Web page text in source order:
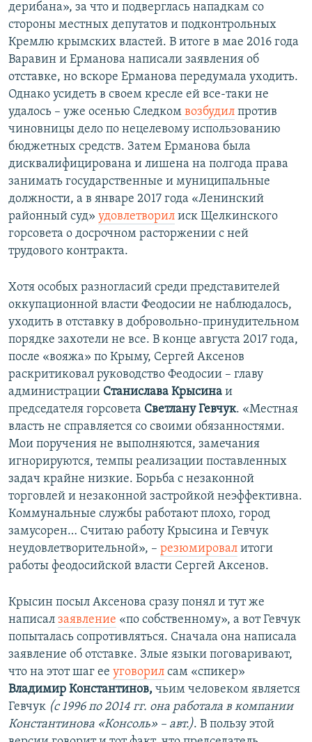
дерибана», за что и подверглась нападкам со
стороны местных депутатов и подконтрольных
Кремлю крымских властей. В итоге в мае 2016 года
Варавин и Ерманова написали заявления об
отставке, но вскоре Ерманова передумала уходить.
Однако усидеть в своем кресле ей все-таки не
удалось – уже осенью Следком возбудил против
чиновницы дело по нецелевому использованию
бюджетных средств. Затем Ерманова была
дисквалифицирована и лишена на полгода права
занимать государственные и муниципальные
должности, а в январе 2017 года «Ленинский
районный суд» удовлетворил иск Щелкинского
горсовета о досрочном расторжении с ней
трудового контракта.
Хотя особых разногласий среди представителей
оккупационной власти Феодосии не наблюдалось,
уходить в отставку в добровольно-принудительном
порядке захотели не все. В конце августа 2017 года,
после «вояжа» по Крыму, Сергей Аксенов
раскритиковал руководство Феодосии – главу
администрации Станислава Крысина и
председателя горсовета Светлану Гевчук. «Местная
власть не справляется со своими обязанностями.
Мои поручения не выполняются, замечания
игнорируются, темпы реализации поставленных
задач крайне низкие. Борьба с незаконной
торговлей и незаконной застройкой неэффективна.
Коммунальные службы работают плохо, город
замусорен… Считаю работу Крысина и Гевчук
неудовлетворительной», – резюмировал итоги
работы феодосийской власти Сергей Аксенов.
Крысин посыл Аксенова сразу понял и тут же
написал заявление «по собственному», а вот Гевчук
попыталась сопротивляться. Сначала она написала
заявление об отставке. Злые языки поговаривают,
что на этот шаг ее уговорил сам «спикер»
Владимир Константинов, чьим человеком является
Гевчук (с 1996 по 2014 гг. она работала в компании
Константинова «Консоль» – авт.). В пользу этой